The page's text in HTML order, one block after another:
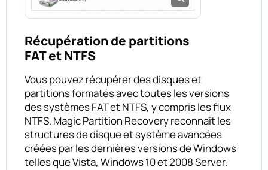
Récupération de partitions
FAT et NTFS
Vous pouvez récupérer des disques et
partitions formatés avec toutes les versions
des systèmes FAT et NTFS, y compris les flux
NTFS. Magic Partition Recovery reconnaît les
structures de disque et système avancées
créées par les dernières versions de Windows
telles que Vista, Windows 10 et 2008 Server.